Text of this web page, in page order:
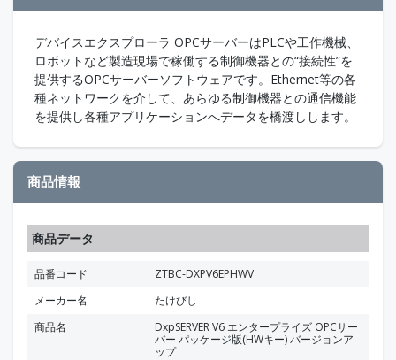
デバイスエクスプローラ OPCサーバーはPLCや工作機械、
ロボットなど製造現場で稼働する制御機器との“接続性”を
提供するOPCサーバーソフトウェアです。Ethernet等の各
種ネットワークを介して、あらゆる制御機器との通信機能
を提供し各種アプリケーションへデータを橋渡しします。
商品情報
商品データ
品番コード
ZTBC-DXPV6EPHWV
メーカー名
たけびし
商品名
DxpSERVER V6 エンタープライズ OPCサー
バー パッケージ版(HWキー) バージョンア
ップ